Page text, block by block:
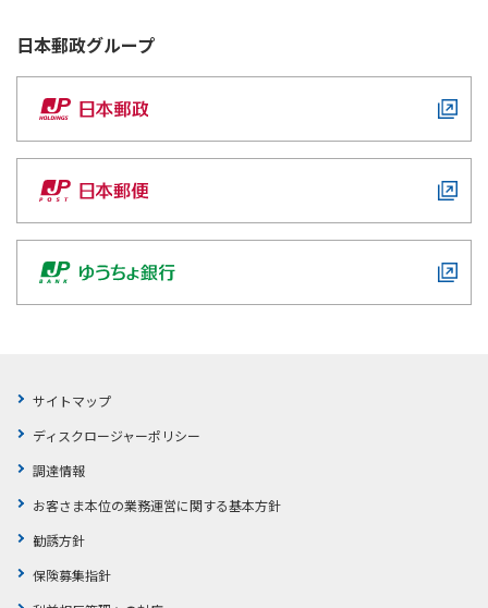
日本郵政グループ
サイトマップ
ディスクロージャーポリシー
調達情報
お客さま本位の業務運営に関する基本方針
勧誘方針
保険募集指針